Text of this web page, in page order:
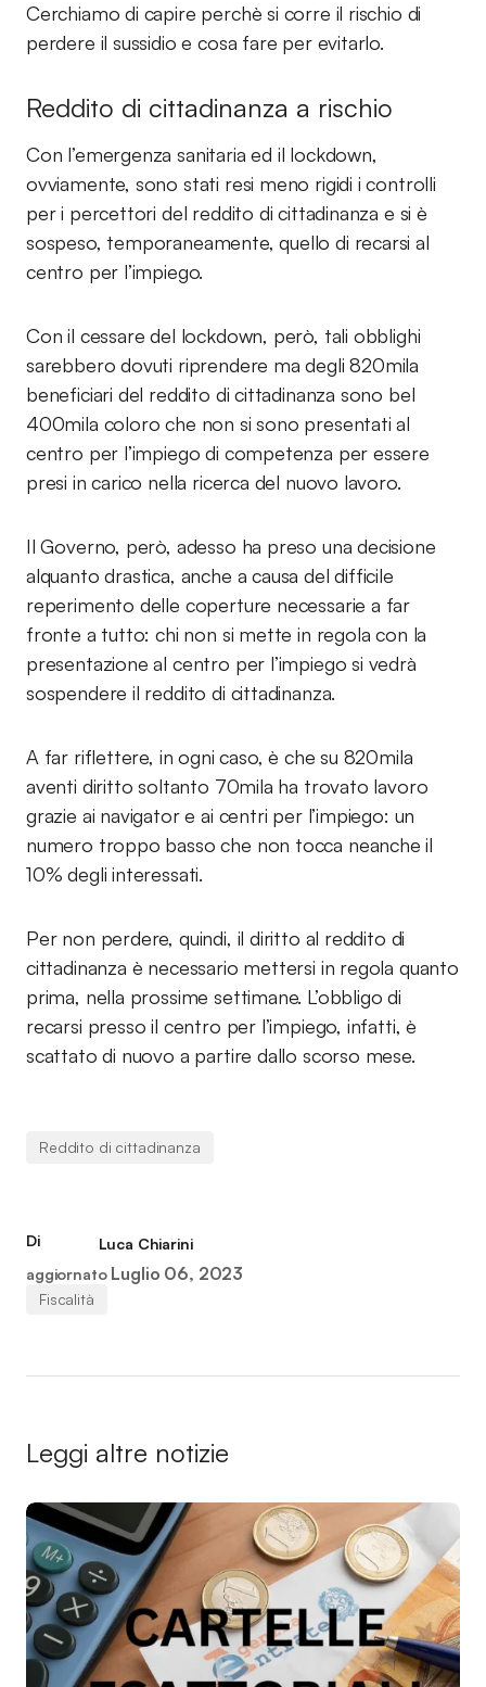
Cerchiamo di capire perchè si corre il rischio di
perdere il sussidio e cosa fare per evitarlo.
Reddito di cittadinanza a rischio
Con l’emergenza sanitaria ed il lockdown,
ovviamente, sono stati resi meno rigidi i controlli
per i percettori del reddito di cittadinanza e si è
sospeso, temporaneamente, quello di recarsi al
centro per l’impiego.
Con il cessare del lockdown, però, tali obblighi
sarebbero dovuti riprendere ma degli 820mila
beneficiari del reddito di cittadinanza sono bel
400mila coloro che non si sono presentati al
centro per l’impiego di competenza per essere
presi in carico nella ricerca del nuovo lavoro.
Il Governo, però, adesso ha preso una decisione
alquanto drastica, anche a causa del difficile
reperimento delle coperture necessarie a far
fronte a tutto: chi non si mette in regola con la
presentazione al centro per l’impiego si vedrà
sospendere il reddito di cittadinanza.
A far riflettere, in ogni caso, è che su 820mila
aventi diritto soltanto 70mila ha trovato lavoro
grazie ai navigator e ai centri per l’impiego: un
numero troppo basso che non tocca neanche il
10% degli interessati.
Per non perdere, quindi, il diritto al reddito di
cittadinanza è necessario mettersi in regola quanto
prima, nella prossime settimane. L’obbligo di
recarsi presso il centro per l’impiego, infatti, è
scattato di nuovo a partire dallo scorso mese.
Reddito di cittadinanza
Di
Luca Chiarini
aggiornato Luglio 06, 2023
Fiscalità
Leggi altre notizie